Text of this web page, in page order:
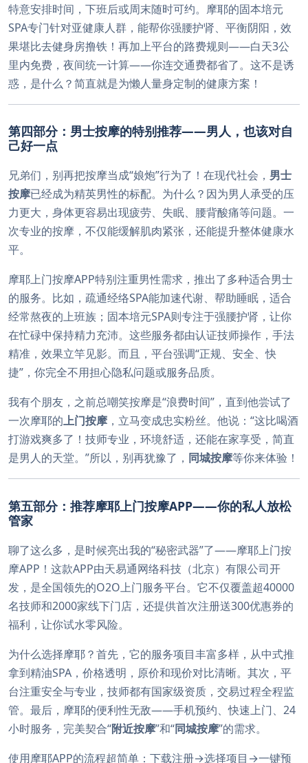
特意安排时间，下班后或周末随时可约。摩耶的固本培元
SPA专门针对亚健康人群，能帮你强腰护肾、平衡阴阳，效
果堪比去健身房撸铁！再加上平台的路费规则——白天3公
里内免费，夜间统一计算——你连交通费都省了。这不是诱
惑，是什么？简直就是为懒人量身定制的健康方案！
第四部分：男士按摩的特别推荐——男人，也该对自
己好一点
兄弟们，别再把按摩当成“娘炮”行为了！在现代社会， 男士
按摩已经成为精英男性的标配。为什么？因为男人承受的压
力更大，身体更容易出现疲劳、失眠、腰背酸痛等问题。一
次专业的按摩，不仅能缓解肌肉紧张，还能提升整体健康水
平。
摩耶上门按摩APP特别注重男性需求，推出了多种适合男士
的服务。比如，疏通经络SPA能加速代谢、帮助睡眠，适合
经常熬夜的上班族；固本培元SPA则专注于强腰护肾，让你
在忙碌中保持精力充沛。这些服务都由认证技师操作，手法
精准，效果立竿见影。而且，平台强调“正规、安全、快
捷”，你完全不用担心隐私问题或服务品质。
我有个朋友，之前总嘲笑按摩是“浪费时间”，直到他尝试了
一次摩耶的上门按摩 ，立马变成忠实粉丝。他说：“这比喝酒
打游戏爽多了！技师专业，环境舒适，还能在家享受，简直
是男人的天堂。”所以，别再犹豫了， 同城按摩等你来体验！
第五部分：推荐摩耶上门按摩APP——你的私人放松
管家
聊了这么多，是时候亮出我的“秘密武器”了——摩耶上门按
摩APP！这款APP由天易通网络科技（北京）有限公司开
发，是全国领先的O2O上门服务平台。它不仅覆盖超40000
名技师和2000家线下门店，还提供首次注册送300优惠券的
福利，让你试水零风险。
为什么选择摩耶？首先，它的服务项目丰富多样，从中式推
拿到精油SPA，价格透明，原价和现价对比清晰。其次，平
台注重安全与专业，技师都有国家级资质，交易过程全程监
管。最后，摩耶的便利性无敌——手机预约、快速上门、24
小时服务，完美契合“附近按摩”和“同城按摩”的需求。
使用摩耶APP的流程超简单：下载注册→选择项目→一键预